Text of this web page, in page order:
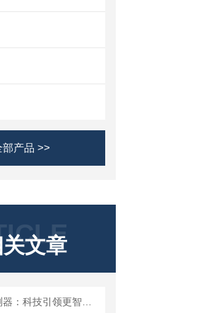
部产品 >>
文章